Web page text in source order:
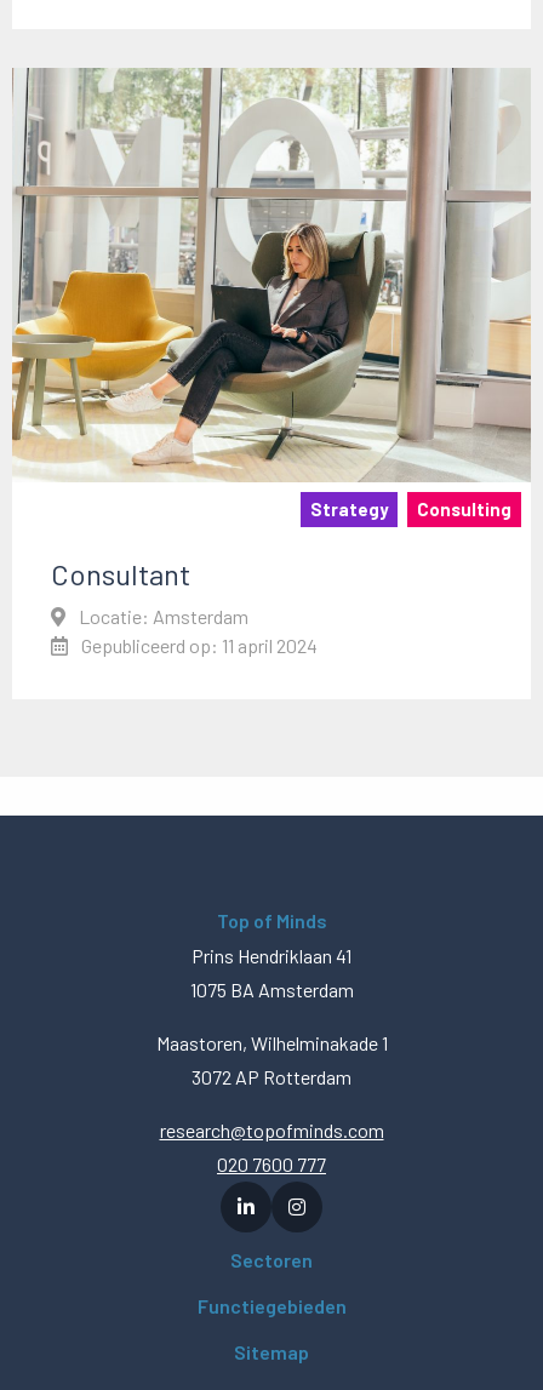
Strategy Consulting
Consultant
Locatie: Amsterdam
Gepubliceerd op: 11 april 2024
Top of Minds
Prins Hendriklaan 41
1075 BA Amsterdam
Maastoren, Wilhelminakade 1
3072 AP Rotterdam
research@topofminds.com
020 7600 777
Sectoren
Functiegebieden
Sitemap